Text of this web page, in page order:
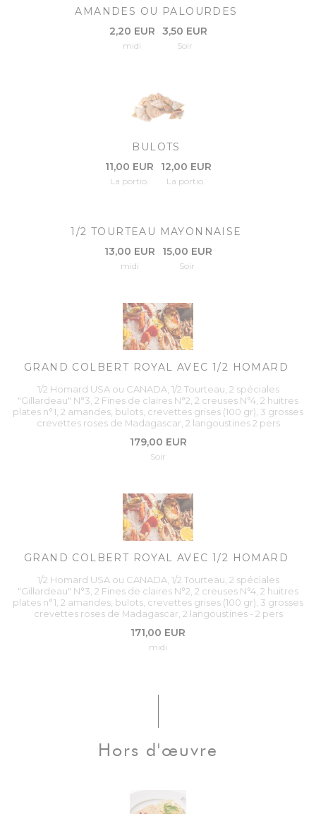
AMANDES OU PALOURDES
2,20 EUR
midi
3,50 EUR
Soir
BULOTS
11,00 EUR
La portio.
12,00 EUR
La portio.
1/2 TOURTEAU MAYONNAISE
13,00 EUR
midi
15,00 EUR
Soir
GRAND COLBERT ROYAL AVEC 1/2 HOMARD
1/2 Homard USA ou CANADA, 1/2 Tourteau, 2 spéciales
"Gillardeau" N°3, 2 Fines de claires N°2, 2 creuses N°4, 2 huitres
plates n°1, 2 amandes, bulots, crevettes grises (100 gr), 3 grosses
crevettes roses de Madagascar, 2 langoustines 2 pers
179,00 EUR
Soir
GRAND COLBERT ROYAL AVEC 1/2 HOMARD
1/2 Homard USA ou CANADA, 1/2 Tourteau, 2 spéciales
"Gillardeau" N°3, 2 Fines de claires N°2, 2 creuses N°4, 2 huitres
plates n°1, 2 amandes, bulots, crevettes grises (100 gr), 3 grosses
crevettes roses de Madagascar, 2 langoustines - 2 pers
171,00 EUR
midi
Hors d'œuvre